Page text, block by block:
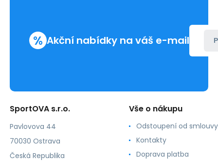
% Akční nabídky na váš e-mail
SportOVA s.r.o.
Pavlovova 44
70030 Ostrava
Česká Republika
Vše o nákupu
Odstoupení od smlouvy
Kontakty
Doprava platba